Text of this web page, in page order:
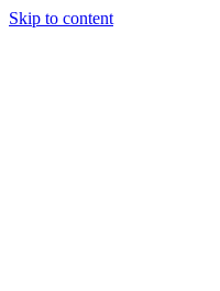
Skip to content